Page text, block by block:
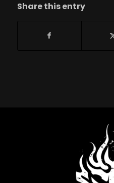
Share this entry